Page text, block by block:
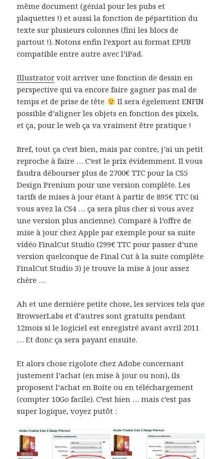
même document (génial pour les pubs et
plaquettes !) et aussi la fonction de pépartition du
texte sur plusieurs colonnes (fini les blocs de
partout !). Notons enfin l’export au format EPUB
compatible entre autre avec l’iPad.
Illustrator voit arriver une fonction de dessin en
perspective qui va encore faire gagner pas mal de
temps et de prise de tête
Il sera égelement ENFIN
possible d’aligner les objets en fonction des pixels,
et ça, pour le web ça va vraiment être pratique !
Bref, tout ça c’est bien, mais par contre, j’ai un petit
reproche à faire … C’est le prix évidemment. Il vous
faudra débourser plus de 2700€ TTC pour la CS5
Design Prenium pour une version complète. Les
tarifs de mises à jour étant à partir de 895€ TTC (si
vous avez la CS4 … ça sera plus cher si vous avez
une version plus ancienne). Comparé à l’offre de
mise à jour chez Apple par exemple pour sa suite
vidéo FinalCut Studio (299€ TTC pour passer d’une
version quelconque de Final Cut à la suite complète
FinalCut Studio 3) je trouve la mise à jour assez
chère …
Ah et une dernière petite chose, les services tels que
BrowserLabs et d’autres sont gratuits pendant
12mois si le logiciel est enregistré avant avril 2011
… Et donc ça sera payant ensuite.
Et alors chose rigolote chez Adobe concernant
justement l’achat (en mise à jour ou non), ils
proposent l’achat en Boite ou en téléchargement
(compter 10Go facile). C’est bien … mais c’est pas
super logique, voyez putôt :